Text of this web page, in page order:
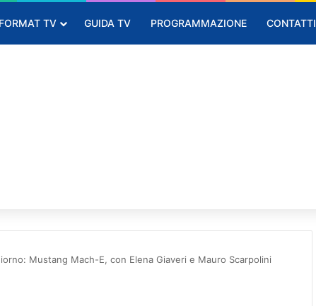
FORMAT TV GUIDA TV PROGRAMMAZIONE CONTATTI
Mustang Mach-E, con Elena Giaveri e Mauro Scarpolini